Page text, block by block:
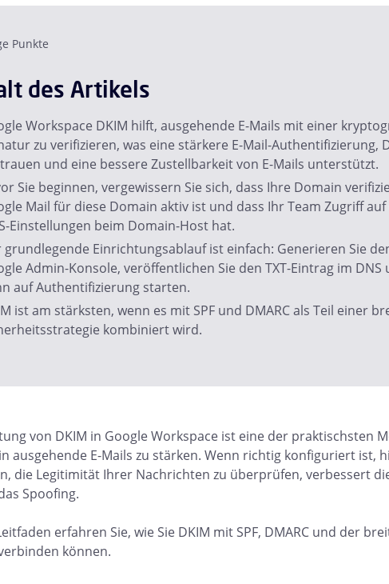
Punkte
des Artikels
Workspace DKIM hilft, ausgehende E-Mails mit einer
zu verifizieren, was eine stärkere E-Mail-Authentifizierung,
und eine bessere Zustellbarkeit von E-Mails unterstützt.
Sie beginnen, vergewissern Sie sich, dass Ihre Domain
Mail für diese Domain aktiv ist und dass Ihr Team Zugriff
Einstellungen beim Domain-Host hat.
grundlegende Einrichtungsablauf ist einfach: Generieren Sie
Admin-Konsole, veröffentlichen Sie den TXT-Eintrag im DNS
auf Authentifizierung starten.
ist am stärksten, wenn es mit SPF und DMARC als Teil einer
kombiniert wird.
von DKIM in Google Workspace ist eine der praktischsten
ausgehende E-Mails zu stärken. Wenn richtig konfiguriert ist,
die Legitimität Ihrer Nachrichten zu überprüfen, verbessert
Spoofing.
erfahren Sie, wie Sie DKIM mit SPF, DMARC und der
können.